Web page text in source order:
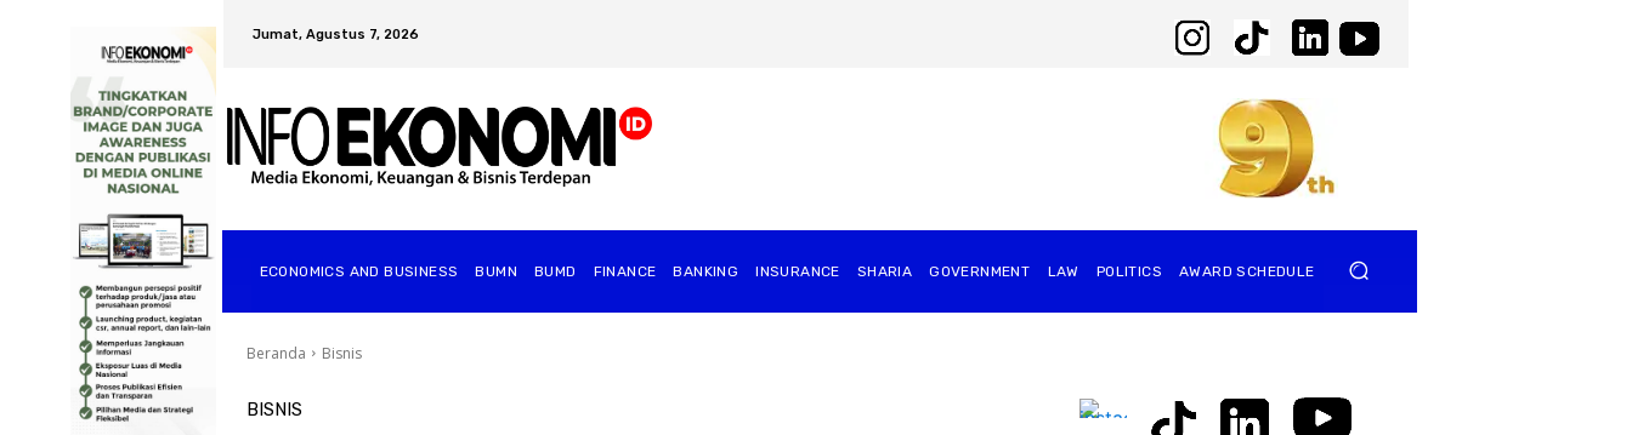
Jumat, Agustus 7, 2026
ECONOMICS AND BUSINESS BUMN BUMD FINANCE BANKING INSURANCE SHARIA GOVERNMENT ⁠LAW POLITICS AWARD SCHEDULE
Beranda Bisnis
BISNIS